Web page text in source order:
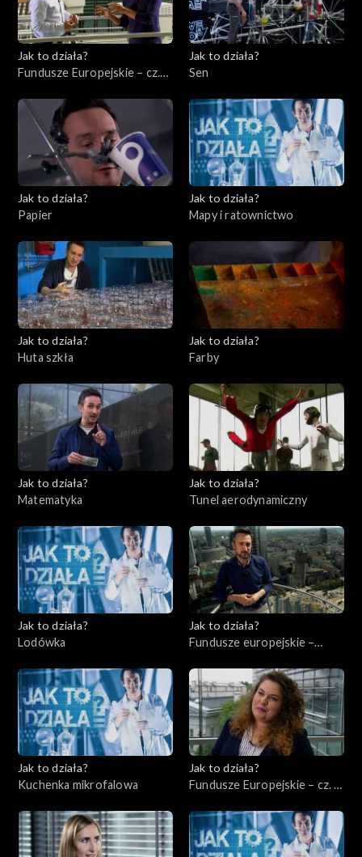
Jak to działa?
Fundusze Europejskie – cz.
Jak to działa?
Sen
Jak to działa?
Papier
Jak to działa?
Mapy i ratownictwo
Jak to działa?
Huta szkła
Jak to działa?
Farby
Jak to działa?
Matematyka
Jak to działa?
Tunel aerodynamiczny
Jak to działa?
Lodówka
Jak to działa?
Fundusze europejskie –
Jak to działa?
Kuchenka mikrofalowa
Jak to działa?
Fundusze Europejskie – cz. 2,